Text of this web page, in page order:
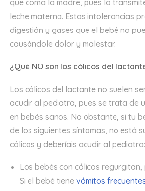
que coma la madre, pues lo
leche materna. Estas intolerancias
digestión y gases que el bebé no
causándole dolor y malestar.
¿Qué NO son los cólicos del
Los cólicos del lactante no suelen
acudir al pediatra, pues se trata de
en bebés sanos. No obstante, si tu
de los siguientes síntomas, no está
cólicos y deberíais acudir al pediatra:
Los bebés con cólicos regurgitan,
Si el bebé tiene vómitos frecuentes